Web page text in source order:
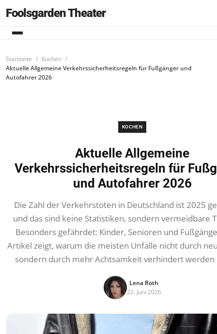
Foolsgarden Theater
Startseite
Kochen
Aktuelle Allgemeine Verkehrssicherheitsregeln für Fußgänger und
Autofahrer 2026
KOCHEN
Aktuelle Allgemeine
Verkehrssicherheitsregeln für
und Autofahrer 2026
Die Zahl der Verkehrstoten in Deutschland ist 2025
und das sind keine Statistiken, sondern vermeidbare
Besonders gefährdet: Kinder, Senioren und
Artikel zeigt, warum die meisten Unfälle nicht durch
sondern durch mehr Achtsamkeit verhindert werden
Lena Roth
22. Juni 2026